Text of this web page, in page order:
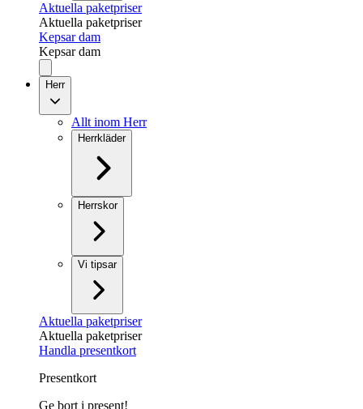
Aktuella paketpriser
Aktuella paketpriser
Kepsar dam
Kepsar dam
Herr
Allt inom Herr
Herrkläder
Herrskor
Vi tipsar
Aktuella paketpriser
Aktuella paketpriser
Handla presentkort
Presentkort
Ge bort i present!